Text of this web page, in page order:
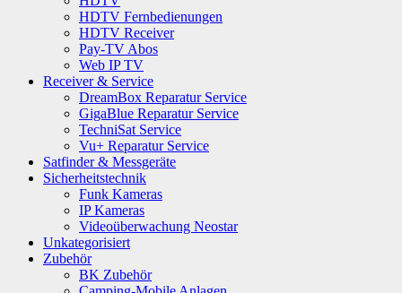
HDTV Fernbedienungen
HDTV Receiver
Pay-TV Abos
Web IP TV
Receiver & Service
DreamBox Reparatur Service
GigaBlue Reparatur Service
TechniSat Service
Vu+ Reparatur Service
Satfinder & Messgeräte
Sicherheitstechnik
Funk Kameras
IP Kameras
Videoüberwachung Neostar
Unkategorisiert
Zubehör
BK Zubehör